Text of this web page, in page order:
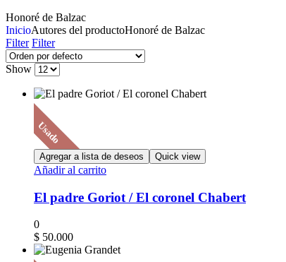
Honoré de Balzac
InicioAutores del productoHonoré de Balzac
Filter Filter
Show
Usado
Agregar a lista de deseos Quick view
Añadir al carrito
El padre Goriot / El coronel Chabert
0
$ 50.000